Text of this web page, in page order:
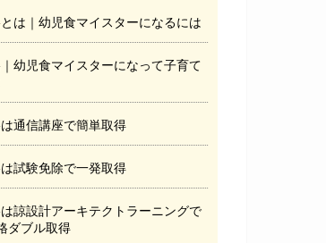
は｜幼児食マイスターになるには
幼児食マイスターになって子育て
通信講座で簡単取得
試験免除で一発取得
諒設計アーキテクトラーニングで
ダブル取得